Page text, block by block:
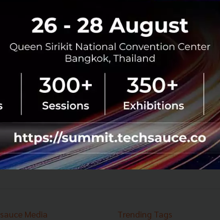
PR News Facebook farm to table International Women's Day
dtac เผย 6 ทักษะดิจิทัลลดความเหลื่อมล้ำทางเพศชู
นโยบายความหลากหลายในองค์กร เนื่องในวันสตรี
dtac เผย 6 ทักษะสำคัญทางดิจิทัล ลดความเหลื่อมล้ำทางเพศ
ในอุตสาหกรรมเทคโนโลยี พร้อมชูนโยบายสนับสนุนความ
หลากหลายทางเพศในองค์กร สร้างวัฒนธรรมเคารพซึ่งกันและ
กัน-ออฟฟิศปลอดภัย หนุนความเท...
มีนาคม 8, 2019| ByTechsauce Team
75
PR News dtac International Women's Day
Media Trending Tags